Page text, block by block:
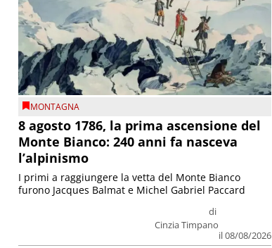
MONTAGNA
8 agosto 1786, la prima ascensione del
Monte Bianco: 240 anni fa nasceva
l’alpinismo
di
Cinzia Timpano
il 08/08/2026
I primi a raggiungere la vetta del Monte Bianco
furono Jacques Balmat e Michel Gabriel Paccard